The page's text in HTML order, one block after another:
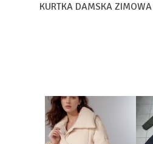
KURTKA DAMSKA